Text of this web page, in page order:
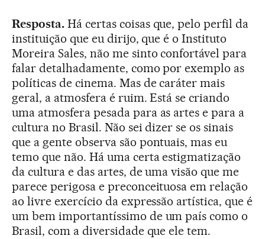
Resposta.Há certas coisas que, pelo perfil da
instituição que eu dirijo, que é o Instituto
Moreira Sales, não me sinto confortável para
falar detalhadamente, como por exemplo as
políticas de cinema. Mas de caráter mais
geral, a atmosfera é ruim. Está se criando
uma atmosfera pesada para as artes e para a
cultura no Brasil. Não sei dizer se os sinais
que a gente observa são pontuais, mas eu
temo que não. Há uma certa estigmatização
da cultura e das artes, de uma visão que me
parece perigosa e preconceituosa em relação
ao livre exercício da expressão artística, que é
um bem importantíssimo de um país como o
Brasil, com a diversidade que ele tem.